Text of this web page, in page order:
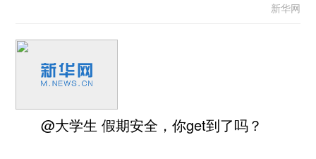
新华网
@大学生 假期安全，你get到了吗？